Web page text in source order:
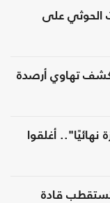
الحوثي على
يكشف تهاوي أرصدة
أغلقوا
تستقطب قادة